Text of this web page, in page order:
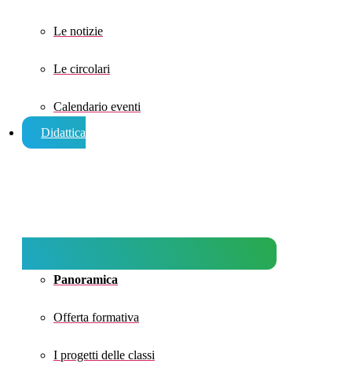
Le notizie
Le circolari
Calendario eventi
Didattica
Panoramica
Offerta formativa
I progetti delle classi